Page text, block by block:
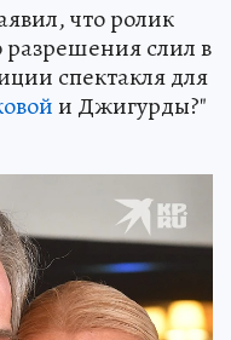
что ролик
разрешения слил в
спектакля для
и Джигурды?"